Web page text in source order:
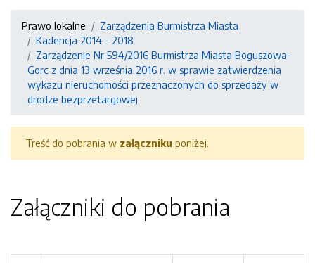
Prawo lokalne
Zarządzenia Burmistrza Miasta
Kadencja 2014 - 2018
Zarządzenie Nr 594/2016 Burmistrza Miasta Boguszowa-
Gorc z dnia 13 września 2016 r. w sprawie zatwierdzenia
wykazu nieruchomości przeznaczonych do sprzedaży w
drodze bezprzetargowej
Treść do pobrania w załączniku poniżej.
Załączniki do pobrania